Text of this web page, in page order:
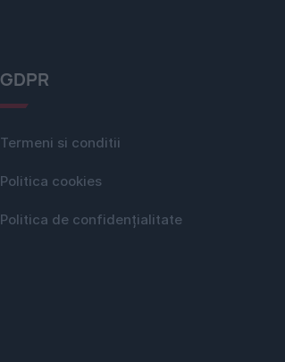
GDPR
Termeni si conditii
Politica cookies
Politica de confidențialitate